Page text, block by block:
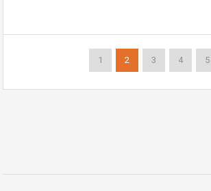
1 2 3 4 5